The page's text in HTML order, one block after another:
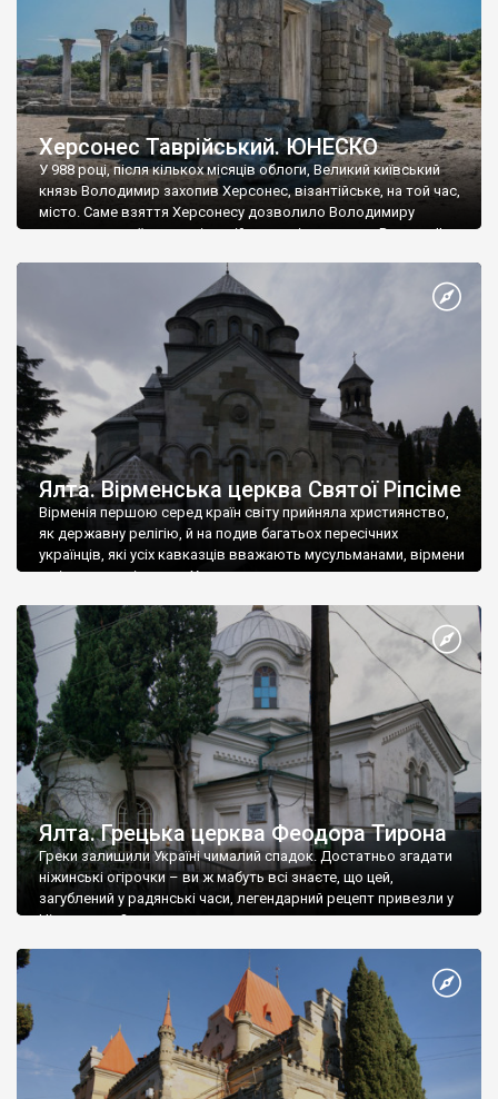
Херсонес Таврійський. ЮНЕСКО
У 988 році, після кількох місяців облоги, Великий київський
князь Володимир захопив Херсонес, візантійське, на той час,
місто. Саме взяття Херсонесу дозволило Володимиру
диктувати свої умови візантійському імператору Василю ІІ, та
Херсонесі Володимир-язичник, став Василем-християнином.
А потім було Хрещення Русі. На честь Херсонесу Таврійського
Ялта. Вірменська церква Святої Ріпсіме
Вірменія першою серед країн світу прийняла християнство,
як державну релігію, й на подив багатьох пересічних
українців, які усіх кавказців вважають мусульманами, вірмени
є відданими вірянами Христа
Ялта. Грецька церква Феодора Тирона
Греки залишили Україні чималий спадок. Достатньо згадати
ніжинські огірочки – ви ж мабуть всі знаєте, що цей,
загублений у радянські часи, легендарний рецепт привезли у
Ніжин греки?